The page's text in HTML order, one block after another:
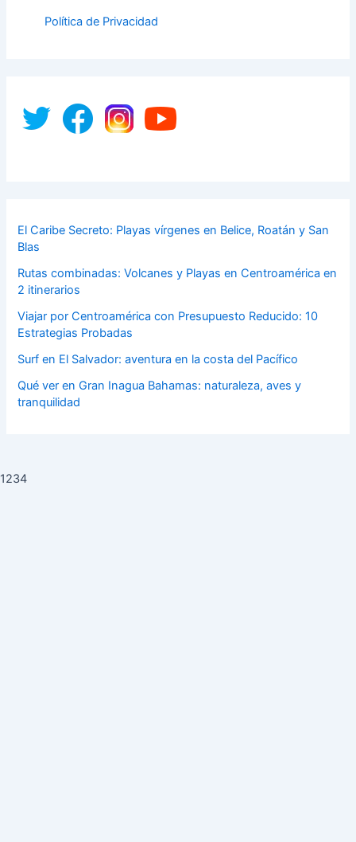
Política de Privacidad
El Caribe Secreto: Playas vírgenes en Belice, Roatán y San
Blas
Rutas combinadas: Volcanes y Playas en Centroamérica en
2 itinerarios
Viajar por Centroamérica con Presupuesto Reducido: 10
Estrategias Probadas
Surf en El Salvador: aventura en la costa del Pacífico
Qué ver en Gran Inagua Bahamas: naturaleza, aves y
tranquilidad
1234